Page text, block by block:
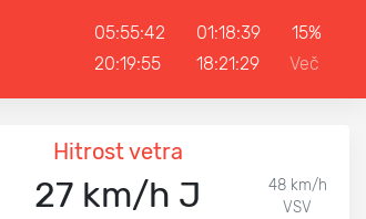
05:55:42
20:19:55
01:18:39
18:21:29
15%
Več
Hitrost vetra
27 km/h J
48 km/h
VSV